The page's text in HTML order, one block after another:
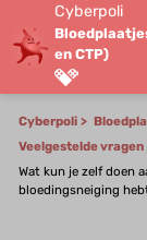
Cyberpoli
en CTP)
Cyberpoli
Veelgestelde vragen
Wat kun je zelf doen
bloedingsneiging